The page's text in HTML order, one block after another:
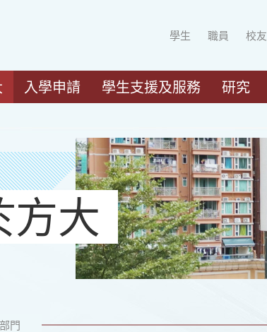
學生 職員 校友
入學申請 學生支援及服務 研究
方大
門